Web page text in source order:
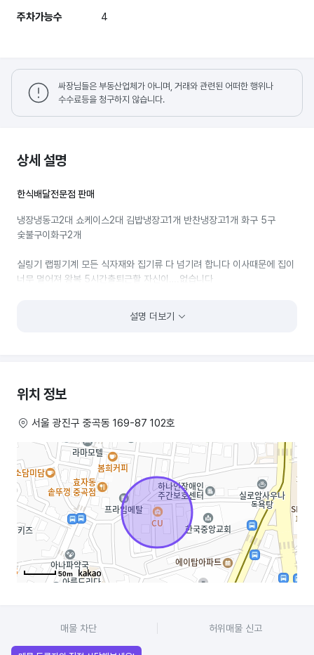
주차가능수 4
싸장님들은 부동산업체가 아니며, 거래와 관련된 어떠한 행위나
수수료등을 청구하지 않습니다.
상세 설명
한식배달전문점 판매
냉장냉동고2대 쇼케이스2대 김밥냉장고1개 반찬냉장고1개 화구 5구
숯불구이화구2개
실링기 랩핑기계 모든 식자재와 집기류 다 넘기려 합니다 이사때문에 집이
너무 멀어져 왕복 5시간출퇴근할 자신이….없습니다
50%대행50%입니다 모든배달을 직접하시면 수익은 더욱
설명 더보기
위치 정보
서울 광진구 중곡동 169-87 102호
50m
매물 차단 허위매물 신고